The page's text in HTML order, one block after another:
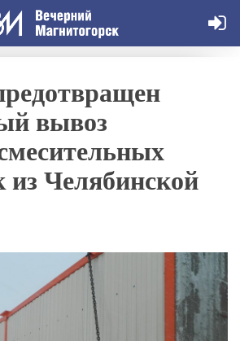
вывоз
из Челябинской